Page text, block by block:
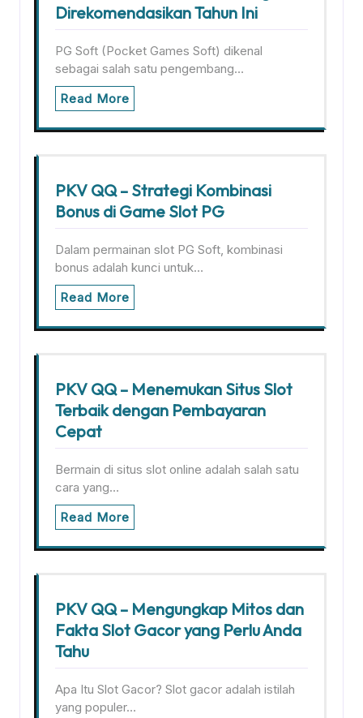
Direkomendasikan Tahun Ini
PG Soft (Pocket Games Soft) dikenal
sebagai salah satu pengembang…
Read More
PKV QQ – Strategi Kombinasi
Bonus di Game Slot PG
Dalam permainan slot PG Soft, kombinasi
bonus adalah kunci untuk…
Read More
PKV QQ – Menemukan Situs Slot
Terbaik dengan Pembayaran
Cepat
Bermain di situs slot online adalah salah satu
cara yang…
Read More
PKV QQ – Mengungkap Mitos dan
Fakta Slot Gacor yang Perlu Anda
Tahu
Apa Itu Slot Gacor? Slot gacor adalah istilah
yang populer…